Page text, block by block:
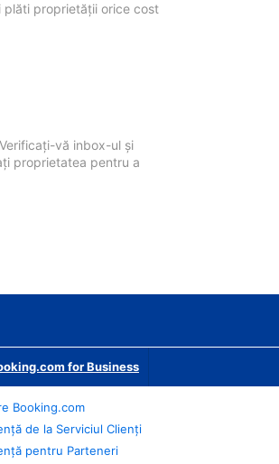
plăti proprietății orice cost
vă inbox-ul și
proprietatea pentru a
for Business
Booking.com
de la Serviciul Clienți
pentru Parteneri